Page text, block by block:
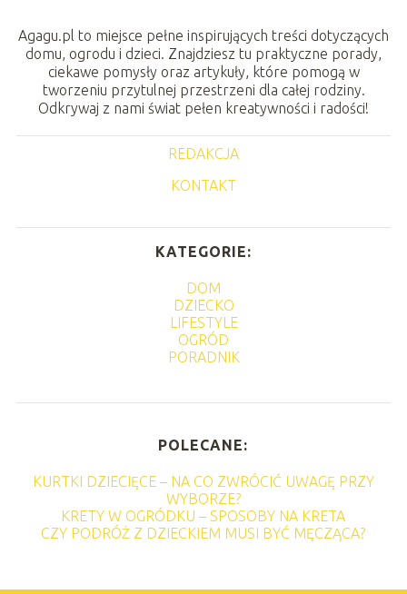
Agagu.pl to miejsce pełne inspirujących treści dotyczących
domu, ogrodu i dzieci. Znajdziesz tu praktyczne porady,
ciekawe pomysły oraz artykuły, które pomogą w
tworzeniu przytulnej przestrzeni dla całej rodziny.
Odkrywaj z nami świat pełen kreatywności i radości!
REDAKCJA
KONTAKT
KATEGORIE:
DOM
DZIECKO
LIFESTYLE
OGRÓD
PORADNIK
POLECANE:
KURTKI DZIECIĘCE – NA CO ZWRÓCIĆ UWAGĘ PRZY
WYBORZE?
KRETY W OGRÓDKU – SPOSOBY NA KRETA
CZY PODRÓŻ Z DZIECKIEM MUSI BYĆ MĘCZĄCA?